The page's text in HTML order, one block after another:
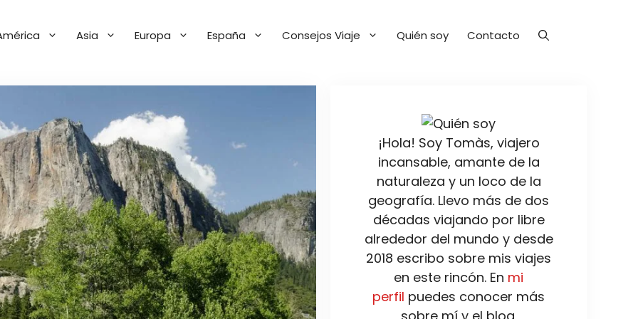
Asia Europa España Consejos Viaje Quién soy Contacto
¡Hola! Soy Tomàs, viajero
incansable, amante de la
naturaleza y un loco de la
geografía. Llevo más de dos
décadas viajando por libre
alrededor del mundo y desde
2018 escribo sobre mis viajes
en este rincón. En mi
perfil puedes conocer más